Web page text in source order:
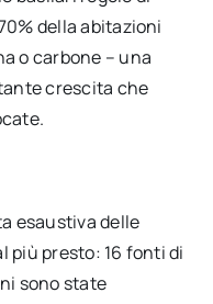
della abitazioni
o carbone – una
crescita che
esaustiva delle
più presto: 16 fonti di
sono state